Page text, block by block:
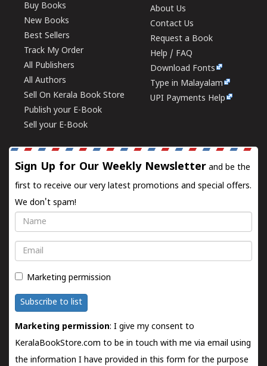
Buy Books
New Books
Best Sellers
Track My Order
All Publishers
All Authors
Sell On Kerala Book Store
Publish your E-Book
Sell your E-Book
About Us
Contact Us
Request a Book
Help / FAQ
Download Fonts
Type in Malayalam
UPI Payments Help
Sign Up for Our Weekly Newsletter and be the
first to receive our very latest promotions and special offers.
We don't spam!
Name
Email
Marketing permission
Subscribe to list
Marketing permission: I give my consent to
KeralaBookStore.com to be in touch with me via email using
the information I have provided in this form for the purpose